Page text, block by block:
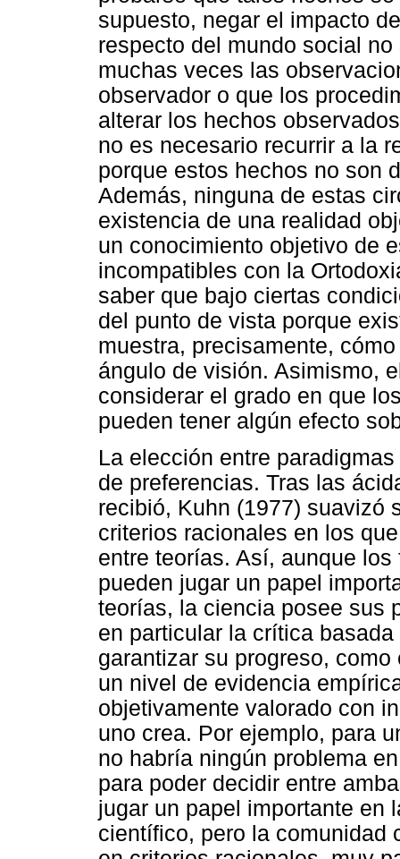
supuesto, negar el impacto
respecto del mundo social
muchas veces las
observador o que los
alterar los hechos
no es necesario recurrir a la
porque estos hechos no son
Además, ninguna de estas
existencia de una realidad
un conocimiento objetivo de
incompatibles con la
saber que bajo ciertas
del punto de vista porque
muestra, precisamente,
ángulo de visión. Asimismo,
considerar el grado en que
pueden tener algún efecto
La elección entre
de preferencias. Tras las
recibió, Kuhn (1977) suavizó
criterios racionales en los
entre teorías. Así, aunque
pueden jugar un papel
teorías, la ciencia posee sus
en particular la crítica
garantizar su progreso,
un nivel de evidencia
objetivamente valorado con
uno crea. Por ejemplo, para
no habría ningún problema
para poder decidir entre
jugar un papel importante en
científico, pero la comunidad